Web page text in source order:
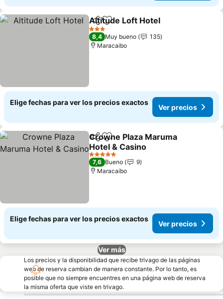
CompartirAgregar a favoritos
Altitude Loft Hotel
3 Estrellas
8,4 Muy bueno
135
Maracaibo
Elige fechas para ver los precios exactos
Ver precios
CompartirAgregar a favoritos
Crowne Plaza Maruma
Hotel & Casino
5 Estrellas
7,6 Bueno
9
Maracaibo
Elige fechas para ver los precios exactos
Ver precios
Ver más
Los precios y la disponibilidad que recibe trivago de las páginas
web de reserva cambian de manera constante. Por lo tanto, es
posible que no siempre encuentres en una página web de reserva
la misma oferta que viste en trivago.